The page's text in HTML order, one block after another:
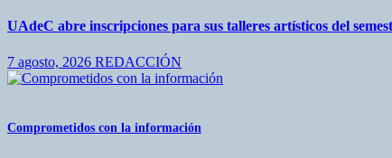
UAdeC abre inscripciones para sus talleres artísticos del
7 agosto, 2026 REDACCIÓN
Comprometidos con la información